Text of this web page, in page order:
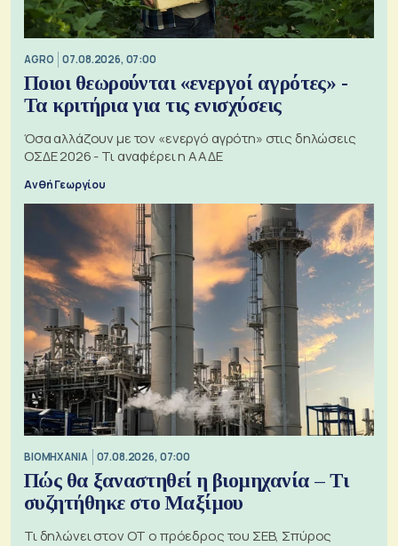
AGRO 07.08.2026, 07:00
Ποιοι θεωρούνται «ενεργοί αγρότες» -
Τα κριτήρια για τις ενισχύσεις
Όσα αλλάζουν με τον «ενεργό αγρότη» στις δηλώσεις
ΟΣΔΕ 2026 - Τι αναφέρει η ΑΑΔΕ
Ανθή Γεωργίου
ΒΙΟΜΗΧΑΝΙΑ 07.08.2026, 07:00
Πώς θα ξαναστηθεί η βιομηχανία – Τι
συζητήθηκε στο Μαξίμου
Τι δηλώνει στον ΟΤ ο πρόεδρος του ΣΕΒ, Σπύρος